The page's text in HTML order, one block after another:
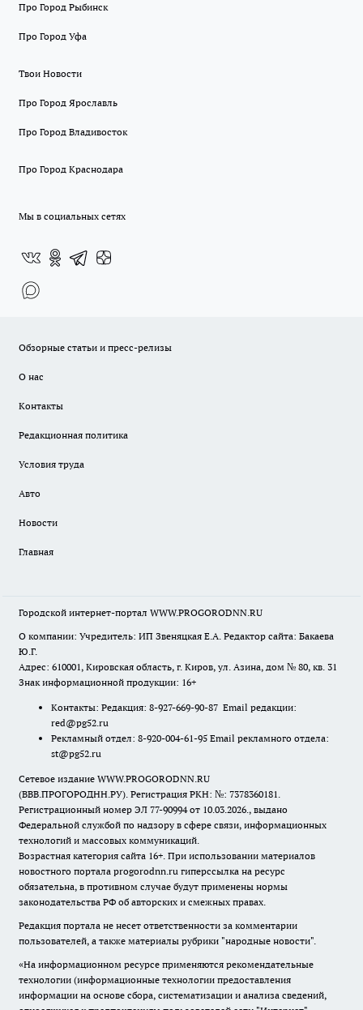
Про Город Рыбинск
Про Город Уфа
Твои Новости
Про Город Ярославль
Про Город Владивосток
Про Город Краснодара
Мы в социальных сетях
Обзорные статьи и пресс-релизы
О нас
Контакты
Редакционная политика
Условия труда
Авто
Новости
Главная
Городской интернет-портал WWW.PROGORODNN.RU
О компании: Учредитель: ИП Звеняцкая Е.А. Редактор сайта: Бакаева
Ю.Г.
Адрес: 610001, Кировская область, г. Киров, ул. Азина, дом № 80, кв. 31
Знак информационной продукции: 16+
Контакты: Редакция: 8-927-669-90-87 Email редакции:
red@pg52.ru
Рекламный отдел: 8-920-004-61-95 Email рекламного отдела:
st@pg52.ru
Сетевое издание WWW.PROGORODNN.RU
(ВВВ.ПРОГОРОДНН.РУ). Регистрация РКН: №: 7378360181.
Регистрационный номер ЭЛ 77-90994 от 10.03.2026., выдано
Федеральной службой по надзору в сфере связи, информационных
технологий и массовых коммуникаций.
Возрастная категория сайта 16+. При использовании материалов
новостного портала progorodnn.ru гиперссылка на ресурс
обязательна, в противном случае будут применены нормы
законодательства РФ об авторских и смежных правах.
Редакция портала не несет ответственности за комментарии
пользователей, а также материалы рубрики "народные новости".
«На информационном ресурсе применяются рекомендательные
технологии (информационные технологии предоставления
информации на основе сбора, систематизации и анализа сведений,